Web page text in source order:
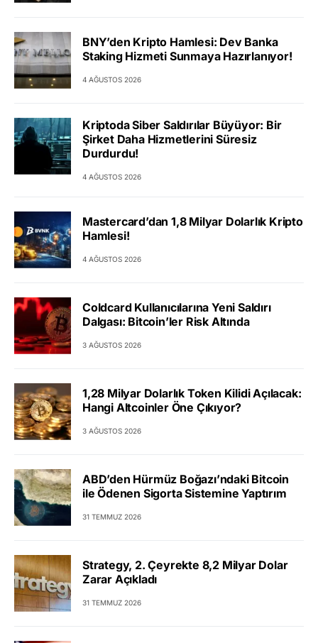
BNY’den Kripto Hamlesi: Dev Banka
Staking Hizmeti Sunmaya Hazırlanıyor!
4 AĞUSTOS 2026
Kriptoda Siber Saldırılar Büyüyor: Bir
Şirket Daha Hizmetlerini Süresiz
Durdurdu!
4 AĞUSTOS 2026
Mastercard’dan 1,8 Milyar Dolarlık Kripto
Hamlesi!
4 AĞUSTOS 2026
Coldcard Kullanıcılarına Yeni Saldırı
Dalgası: Bitcoin’ler Risk Altında
3 AĞUSTOS 2026
1,28 Milyar Dolarlık Token Kilidi Açılacak:
Hangi Altcoinler Öne Çıkıyor?
3 AĞUSTOS 2026
ABD’den Hürmüz Boğazı’ndaki Bitcoin
ile Ödenen Sigorta Sistemine Yaptırım
31 TEMMUZ 2026
Strategy, 2. Çeyrekte 8,2 Milyar Dolar
Zarar Açıkladı
31 TEMMUZ 2026